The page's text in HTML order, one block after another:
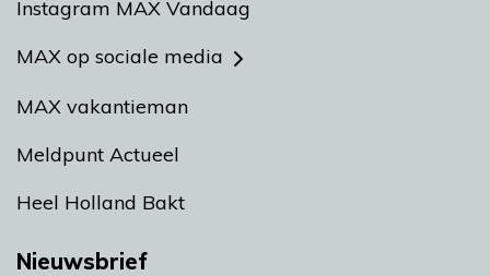
Instagram MAX Vandaag
MAX op sociale media
MAX vakantieman
Meldpunt Actueel
Heel Holland Bakt
Nieuwsbrief